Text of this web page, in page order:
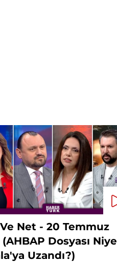
Net - 20 Temmuz
Dosyası Niye
Uzandı?)